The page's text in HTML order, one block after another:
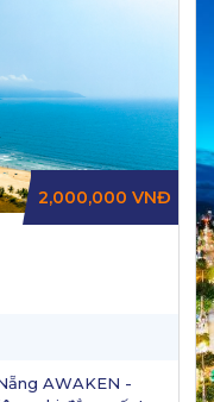
2,000,000 VNĐ
AWAKEN -